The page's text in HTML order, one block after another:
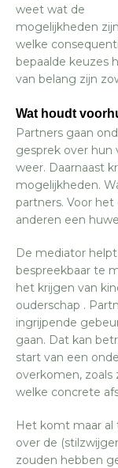
weet wat de
mogelijkheden
welke
bepaalde keuzes
van belang zijn
Wat houdt
Partners gaan
gesprek over hun
weer. Daarnaast
mogelijkheden.
partners. Voor
anderen een
De mediator
bespreekbaar te
het krijgen van
ouderschap .
ingrijpende
gaan. Dat kan
start van een
overkomen, zoals
welke concrete
Het komt maar al
over de
zouden hebben